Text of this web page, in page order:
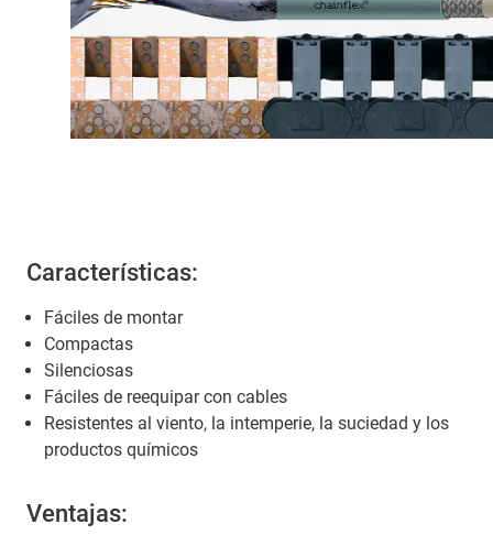
Características:
Fáciles de montar
Compactas
Silenciosas
Fáciles de reequipar con cables
Resistentes al viento, la intemperie, la suciedad y los
productos químicos
Ventajas: